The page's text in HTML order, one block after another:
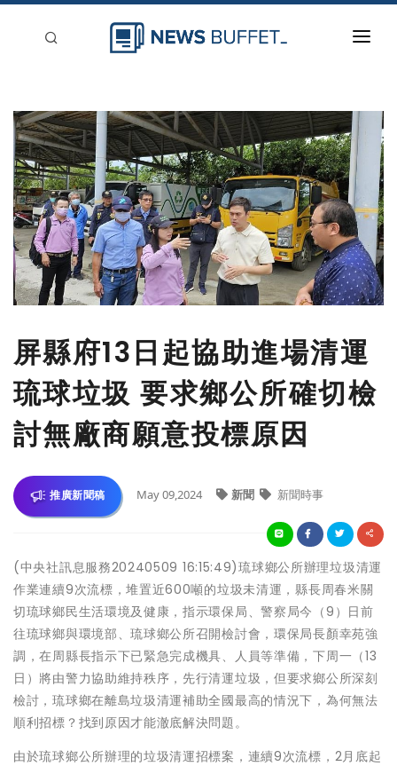
新聞稿分類
登入
刊登
屏縣府13日起協助進場清運
琉球垃圾 要求鄉公所確切檢
討無廠商願意投標原因
推廣新聞稿 May 09,2024 新聞 新聞時事
(中央社訊息服務20240509 16:15:49)琉球鄉公所辦理垃圾清運
作業連續9次流標，堆置近600噸的垃圾未清運，縣長周春米關
切琉球鄉民生活環境及健康，指示環保局、警察局今（9）日前
往琉球鄉與環境部、琉球鄉公所召開檢討會，環保局長顏幸苑強
調，在周縣長指示下已緊急完成機具、人員等準備，下周一（13
日）將由警力協助維持秩序，先行清運垃圾，但要求鄉公所深刻
檢討，琉球鄉在離島垃圾清運補助全國最高的情況下，為何無法
順利招標？找到原因才能澈底解決問題。
由於琉球鄉公所辦理的垃圾清運招標案，連續9次流標，2月底起